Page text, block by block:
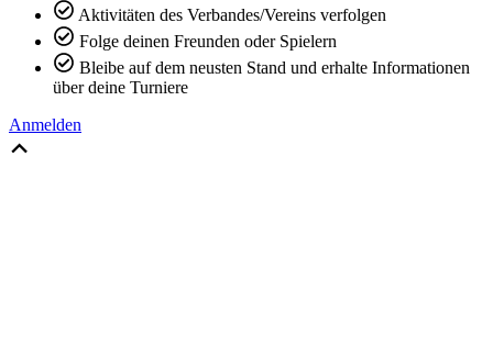
Aktivitäten des Verbandes/Vereins verfolgen
Folge deinen Freunden oder Spielern
Bleibe auf dem neusten Stand und erhalte Informationen
über deine Turniere
Anmelden